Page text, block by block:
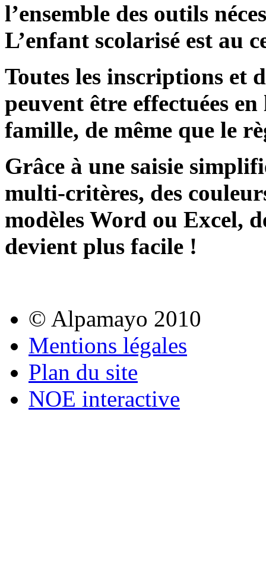
l’ensemble des outils
L’enfant scolarisé est au
Toutes les inscriptions et
peuvent être effectuées
famille, de même que le
Grâce à une saisie
multi-critères, des
modèles Word ou Excel,
devient plus facile !
© Alpamayo 2010
Mentions légales
Plan du site
NOE interactive